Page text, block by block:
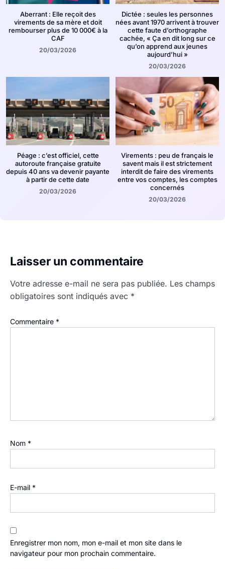
Aberrant : Elle reçoit des
virements de sa mère et doit
rembourser plus de 10 000€ à la
CAF
20/03/2026
Dictée : seules les personnes
nées avant 1970 arrivent à trouver
cette faute d’orthographe
cachée, « Ça en dit long sur ce
qu’on apprend aux jeunes
aujourd’hui »
20/03/2026
Péage : c’est officiel, cette
autoroute française gratuite
depuis 40 ans va devenir payante
à partir de cette date
20/03/2026
Virements : peu de français le
savent mais il est strictement
interdit de faire des virements
entre vos comptes, les comptes
concernés
20/03/2026
Laisser un commentaire
Votre adresse e-mail ne sera pas publiée. Les champs
obligatoires sont indiqués avec *
Commentaire *
Nom *
E-mail *
Enregistrer mon nom, mon e-mail et mon site dans le
navigateur pour mon prochain commentaire.